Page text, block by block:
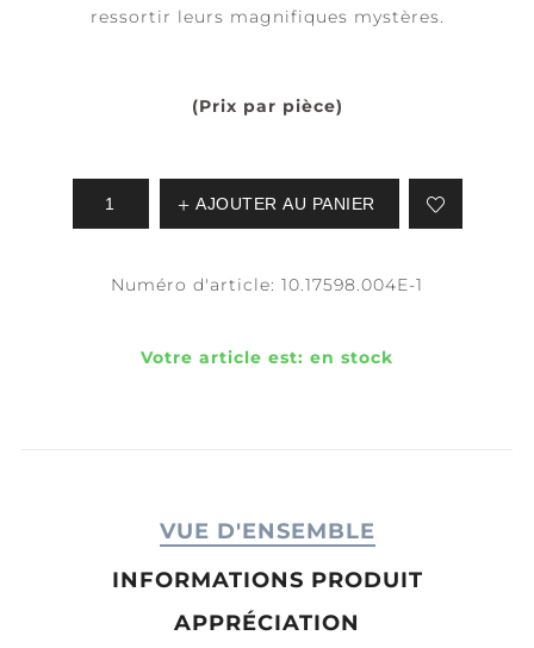
ressortir leurs magnifiques mystères.
(Prix par pièce)
AJOUTER AU PANIER
Numéro d'article: 10.17598.004E-1
Votre article est: en stock
VUE D'ENSEMBLE
INFORMATIONS PRODUIT
APPRÉCIATION